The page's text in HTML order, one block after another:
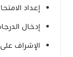
إعداد
إدخال
الإشراف على